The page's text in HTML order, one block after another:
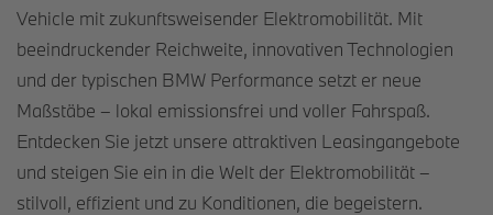
Vehicle mit zukunftsweisender Elektromobilität. Mit
beeindruckender Reichweite, innovativen Technologien
und der typischen BMW Performance setzt er neue
Maßstäbe – lokal emissionsfrei und voller Fahrspaß.
Entdecken Sie jetzt unsere attraktiven Leasingangebote
und steigen Sie ein in die Welt der Elektromobilität –
stilvoll, effizient und zu Konditionen, die begeistern.